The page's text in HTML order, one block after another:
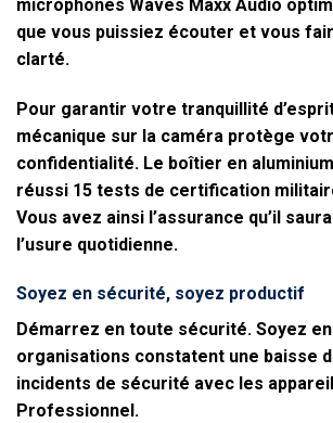
microphones Waves Maxx Audio
que vous puissiez écouter et vous
clarté.
Pour garantir votre tranquillité
mécanique sur la caméra protège
confidentialité. Le boîtier en
réussi 15 tests de certification
Vous avez ainsi l’assurance qu’il
l’usure quotidienne.
Soyez en sécurité, soyez productif
Démarrez en toute sécurité. Soyez
organisations constatent une baisse
incidents de sécurité avec les
Professionnel.